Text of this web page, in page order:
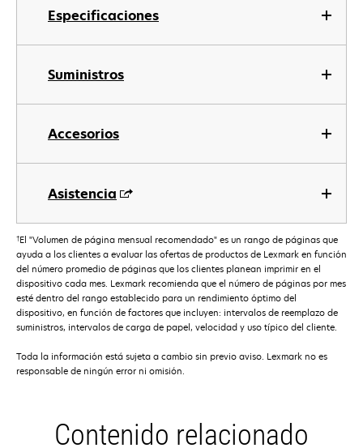
Especificaciones
Suministros
Accesorios
Asistencia
†El "Volumen de página mensual recomendado" es un rango de páginas que
ayuda a los clientes a evaluar las ofertas de productos de Lexmark en función
del número promedio de páginas que los clientes planean imprimir en el
dispositivo cada mes. Lexmark recomienda que el número de páginas por mes
esté dentro del rango establecido para un rendimiento óptimo del
dispositivo, en función de factores que incluyen: intervalos de reemplazo de
suministros, intervalos de carga de papel, velocidad y uso típico del cliente.
Toda la información está sujeta a cambio sin previo aviso. Lexmark no es
responsable de ningún error ni omisión.
Contenido relacionado